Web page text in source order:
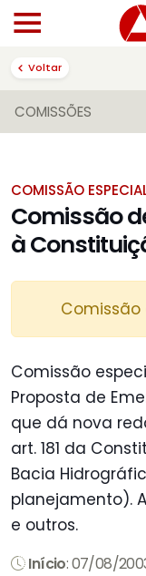
Voltar
COMISSÕES
COMISSÃO
Comissão
à
Comissão
Comissão
Proposta de
que dá nova
art. 181 da
Bacia
planejamento).
e outros.
Início: 07/08/